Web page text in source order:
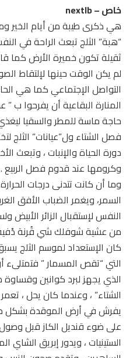
خاص – nextlb
هي ذكرى طيبة من أيام الخير
“هبة” الثلج تبعث الراحة في
ثقيلة تكون خميرة الأرض كما
لم يكن الوقت حينها لإلتقاط
التواصل الإجتماعي كما هي
المنارة البقاعية أن يفرحوا ب
حاجة ماسة للمطر والسقيا ليغذي
فصل الشتاء ول”عيانات” الثلج
دورة الحياة والإنبات ، وتبعث
وكرومها عند قدوم فصل الربيع .
وما أن كانت تتدنى درجات
السمر، ويغمر الضباب الأفق
النفس لإستقبال الزائر
من عشية شوفلك شي قُرنة
كان الإستعداد لموسم الثلج
التي “تقص المسمار ” فتمتلىء
الذي يجهز لبرد كوانين
الشتاء” ، وعندما كان يحل ،
يفرش في أرض الموقدة بشكل
على ضوء قنديل الكاز قبل وصول
الستينيات ، ويدور إبريق الشاي